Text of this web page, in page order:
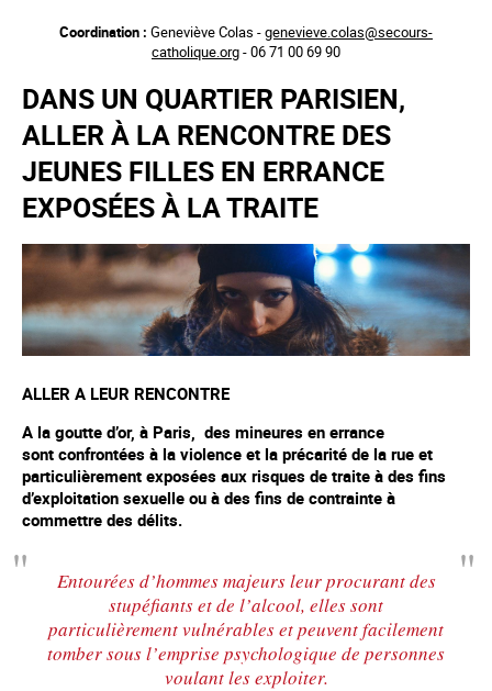
principal
Coordination : Geneviève Colas -genevieve.colas@secours-
catholique.org- 06 71 00 69 90
DANS UN QUARTIER PARISIEN,
ALLER À LA RENCONTRE DES
JEUNES FILLES EN ERRANCE
EXPOSÉES À LA TRAITE
ALLER A LEUR RENCONTRE
A la goutte d’or, à Paris, des mineures en errance
sont confrontées à la violence et la précarité de la rue et
particulièrement exposées aux risques de traite à des fins
d’exploitation sexuelle ou à des fins de contrainte à
commettre des délits.
Entourées d’hommes majeurs leur procurant des
stupéfiants et de l’alcool, elles sont
particulièrement vulnérables et peuvent facilement
tomber sous l’emprise psychologique de personnes
voulant les exploiter.